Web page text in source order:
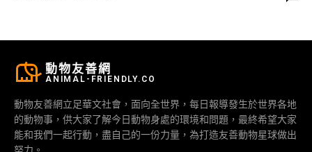
動物友善網
ANIMAL-FRIENDLY.CO
動物友善網立足華文社會，面向全世界，每日報導發生於世界各地
的動物事，供大家了解今日動物身處的環境和問題，最終希望大家
能和我們一起行動，盡自己的一份力量，為打造友善動物星球做出